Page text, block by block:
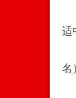
适
名